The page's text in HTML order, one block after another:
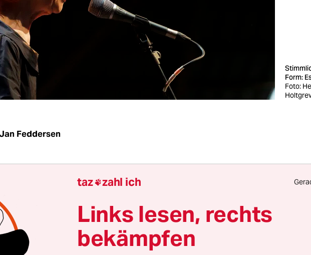
Form:
Foto:
Feddersen
Auftritt, einer ihrer raren, in einem Bootshaus
Elbe. Es könne gewiss stark regnen, sagte der Mann vom
Schleswig-Holstein Musik Festival, dann werde es aufs
– aber höchstens zehn Minuten, da sei er sicher. Er war
das Wetter sollte bloß nicht diesen Coup eintrüben:
für diesen Sommerreigen klassischer Konzerte (gern
taz zahl ich
Links lesen, rechts
bekämpfen